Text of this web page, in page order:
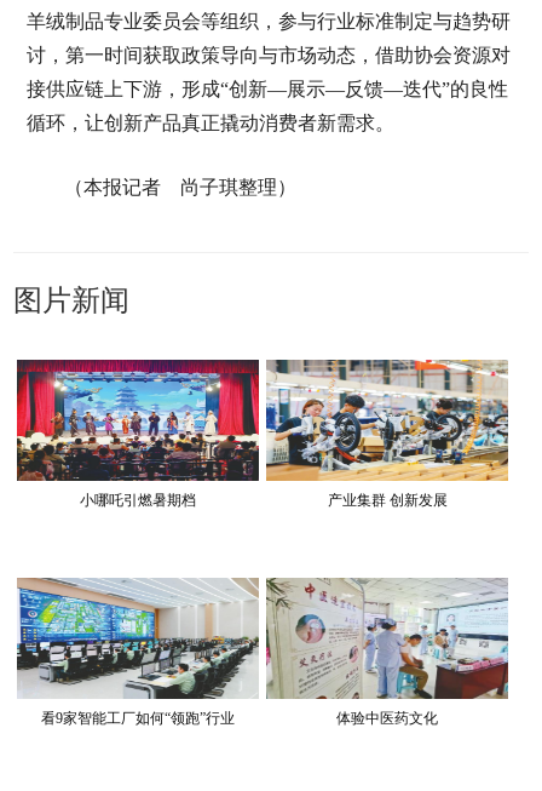
羊绒制品专业委员会等组织，参与行业标准制定与趋势研
讨，第一时间获取政策导向与市场动态，借助协会资源对
接供应链上下游，形成“创新—展示—反馈—迭代”的良性
循环，让创新产品真正撬动消费者新需求。
（本报记者 尚子琪整理）
图片新闻
小哪吒引燃暑期档 产业集群 创新发展
看9家智能工厂如何“领跑”行业 体验中医药文化